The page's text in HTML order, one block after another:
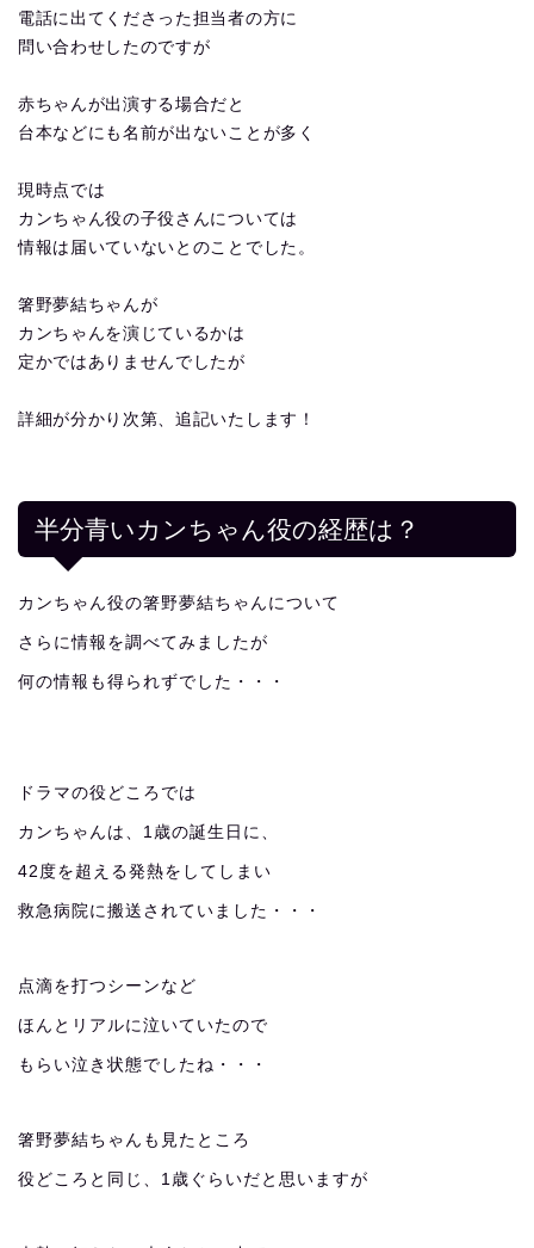
電話に出てくださった担当者の方に
問い合わせしたのですが
赤ちゃんが出演する場合だと
台本などにも名前が出ないことが多く
現時点では
カンちゃん役の子役さんについては
情報は届いていないとのことでした。
箸野夢結ちゃんが
カンちゃんを演じているかは
定かではありませんでしたが
詳細が分かり次第、追記いたします！
半分青いカンちゃん役の経歴は？
カンちゃん役の箸野夢結ちゃんについて
さらに情報を調べてみましたが
何の情報も得られずでした・・・
ドラマの役どころでは
カンちゃんは、1歳の誕生日に、
42度を超える発熱をしてしまい
救急病院に搬送されていました・・・
点滴を打つシーンなど
ほんとリアルに泣いていたので
もらい泣き状態でしたね・・・
箸野夢結ちゃんも見たところ
役どころと同じ、1歳ぐらいだと思いますが